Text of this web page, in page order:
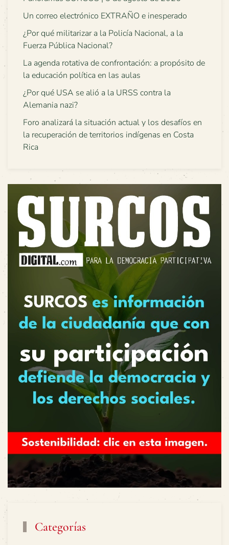
Un correo electrónico EXTRAÑO e inesperado
¿Por qué militarizar a la Policía Nacional, a la
Fuerza Pública Nacional?
La agenda rotativa de confrontación: a propósito de
la educación política en las aulas
¿Por qué USA se alió a la URSS contra la
Alemania nazi?
Foro analizará la situación actual y los desafíos en
la recuperación de territorios indígenas en Costa
Rica
Categorías